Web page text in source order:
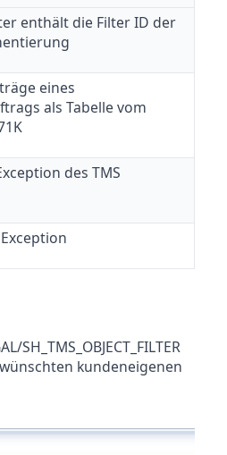
enthält die Filter ID der
eines
als Tabelle vom
des TMS
kundeneigenen